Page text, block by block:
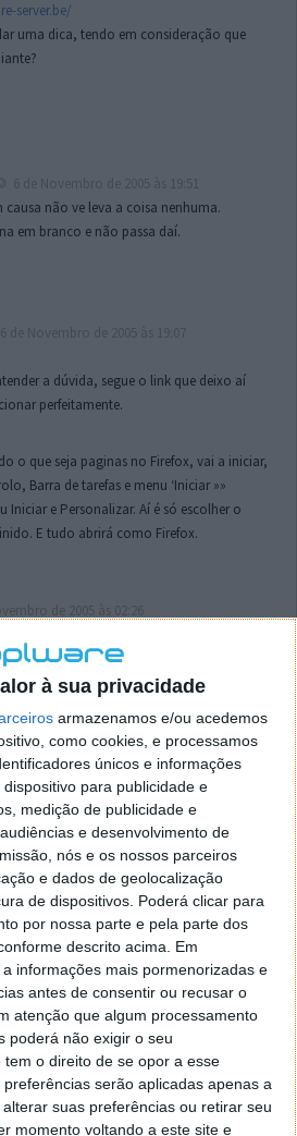
à sua privacidade
armazenamos e/ou acedemos
como cookies, e processamos
únicos e informações
para publicidade e
medição de publicidade e
e desenvolvimento de
nós e os nossos parceiros
e dados de geolocalização
de dispositivos. Poderá clicar para
por nossa parte e pela parte dos
descrito acima. Em
informações mais pormenorizadas e
antes de consentir ou recusar o
atenção que algum processamento
poderá não exigir o seu
o direito de se opor a esse
serão aplicadas apenas a
suas preferências ou retirar seu
momento voltando a este site e
server.be/
uma dica, tendo em consideração que
causa não ve leva a coisa nenhuma.
em branco e não passa daí.
a dúvida, segue o link que deixo aí
perfeitamente.
o que seja paginas no Firefox, vai a iniciar,
Barra de tarefas e menu ‘Iniciar »»
Iniciar e Personalizar. Aí é só escolher o
E tudo abrirá como Firefox.
n se encontra la nada k me permita por
browser predefenido
Ja percorri o painel
explorer na tentativa de forçar o uso do
vao. Kaso te lembres de outra dica fico
contrario obrigado a mesma
de Novembro de 2005 às 01:39
link funciona. Seja como for segue por mail
8.
o que te falei. Faz da seguinte maneira,
no topo dessa janela com o botão direito do
Depois no separador Menu ‘Iniciar’
aí encontrarás no separador